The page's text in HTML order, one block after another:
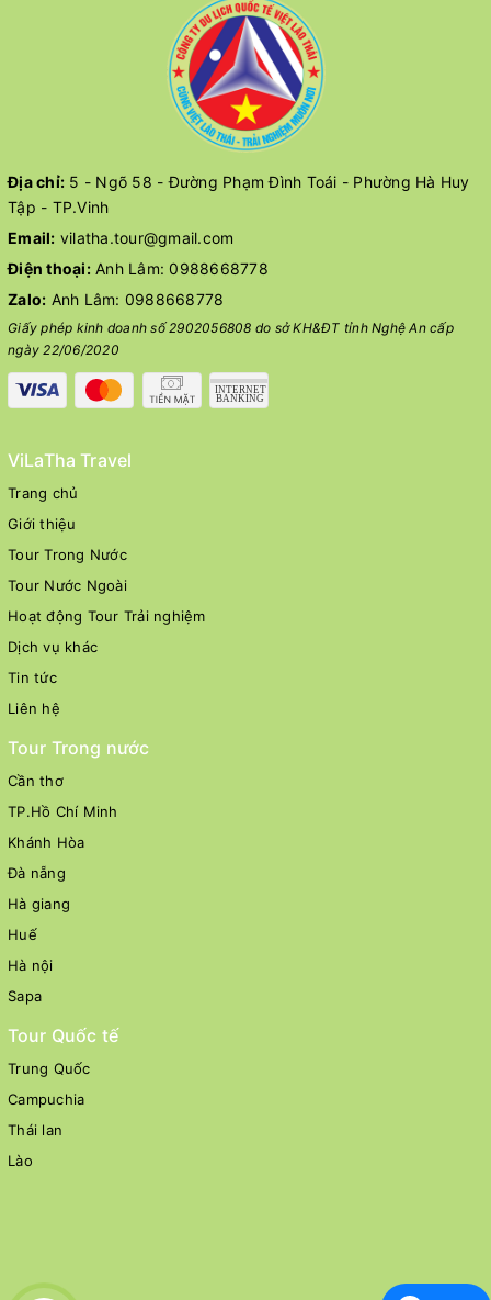
Địa chỉ: 5 - Ngõ 58 - Đường Phạm Đình Toái - Phường Hà Huy
Tập - TP.Vinh
Email: vilatha.tour@gmail.com
Điện thoại:Anh Lâm:0988668778
Zalo: Anh Lâm: 0988668778
Giấy phép kinh doanh số 2902056808 do sở KH&ĐT tỉnh Nghệ An cấp
ngày 22/06/2020
ViLaTha Travel
Trang chủ
Giới thiệu
Tour Trong Nước
Tour Nước Ngoài
Hoạt động Tour Trải nghiệm
Dịch vụ khác
Tin tức
Liên hệ
Tour Trong nước
Cần thơ
TP.Hồ Chí Minh
Khánh Hòa
Đà nẵng
Hà giang
Huế
Hà nội
Sapa
Tour Quốc tế
Trung Quốc
Campuchia
Thái lan
Lào